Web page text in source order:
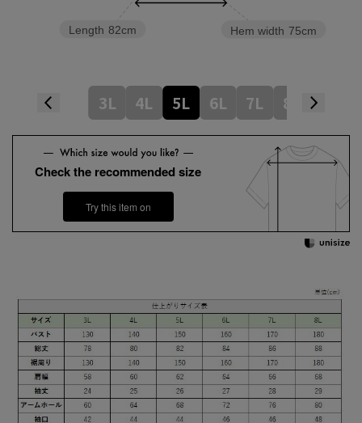
Hem width 75cm
Length 82cm
3L 4L 5L 6L 7L 8L
Check the recommended size
Try this item on